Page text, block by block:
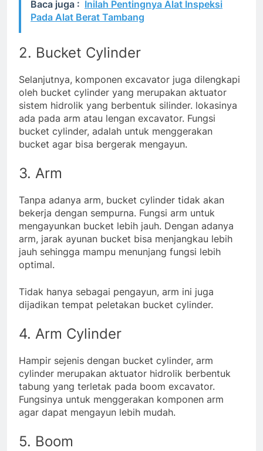
Baca juga : Inilah Pentingnya Alat Inspeksi
Pada Alat Berat Tambang
2. Bucket Cylinder
Selanjutnya, komponen excavator juga dilengkapi
oleh bucket cylinder yang merupakan aktuator
sistem hidrolik yang berbentuk silinder. lokasinya
ada pada arm atau lengan excavator. Fungsi
bucket cylinder, adalah untuk menggerakan
bucket agar bisa bergerak mengayun.
3. Arm
Tanpa adanya arm, bucket cylinder tidak akan
bekerja dengan sempurna. Fungsi arm untuk
mengayunkan bucket lebih jauh. Dengan adanya
arm, jarak ayunan bucket bisa menjangkau lebih
jauh sehingga mampu menunjang fungsi lebih
optimal.
Tidak hanya sebagai pengayun, arm ini juga
dijadikan tempat peletakan bucket cylinder.
4. Arm Cylinder
Hampir sejenis dengan bucket cylinder, arm
cylinder merupakan aktuator hidrolik berbentuk
tabung yang terletak pada boom excavator.
Fungsinya untuk menggerakan komponen arm
agar dapat mengayun lebih mudah.
5. Boom